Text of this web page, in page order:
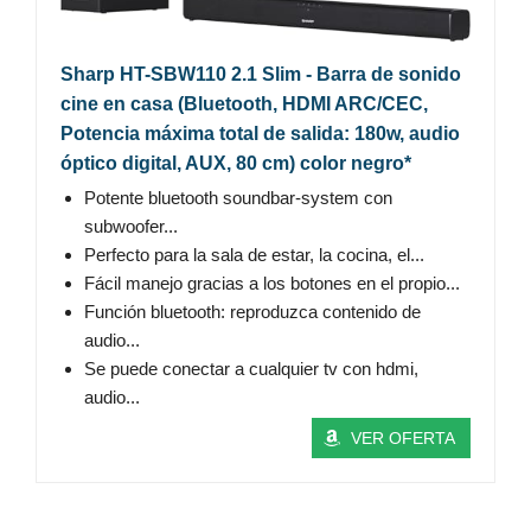
Sharp HT-SBW110 2.1 Slim - Barra de sonido
cine en casa (Bluetooth, HDMI ARC/CEC,
Potencia máxima total de salida: 180w, audio
óptico digital, AUX, 80 cm) color negro*
Potente bluetooth soundbar-system con
subwoofer...
Perfecto para la sala de estar, la cocina, el...
Fácil manejo gracias a los botones en el propio...
Función bluetooth: reproduzca contenido de
audio...
Se puede conectar a cualquier tv con hdmi,
audio...
VER OFERTA